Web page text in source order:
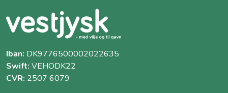
Iban: DK9776500002022635
Swift: VEHODK22
CVR: 2507 6079